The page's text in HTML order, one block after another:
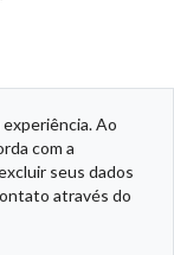
Ao
com a
seus dados
através do